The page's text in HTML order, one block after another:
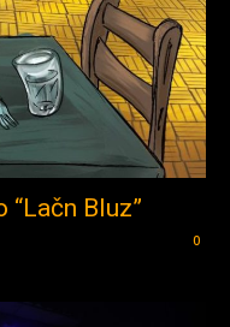
“Lačn Bluz”
0